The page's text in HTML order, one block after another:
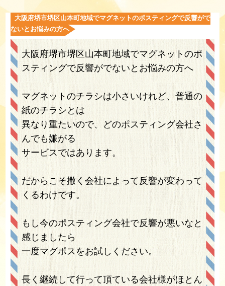
大阪府堺市堺区山本町地域でマグネットのポスティングで反響がで
ないとお悩みの方へ
大阪府堺市堺区山本町地域でマグネットのポ
スティングで反響がでないとお悩みの方へ
マグネットのチラシは小さいけれど、普通の
紙のチラシとは
異なり重たいので、どのポスティング会社さ
んでも嫌がる
サービスではあります。
だからこそ撒く会社によって反響が変わって
くるわけです。
もし今のポスティング会社で反響が悪いなと
感じましたら
一度マグポスをお試しください。
長く継続して行って頂ている会社様がほとん